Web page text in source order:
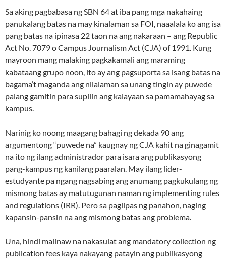
Sa aking pagbabasa ng SBN 64 at iba pang mga nakahaing
panukalang batas na may kinalaman sa FOI, naaalala ko ang isa
pang batas na ipinasa 22 taon na ang nakaraan – ang Republic
Act No. 7079 o Campus Journalism Act (CJA) of 1991. Kung
mayroon mang malaking pagkakamali ang maraming
kabataang grupo noon, ito ay ang pagsuporta sa isang batas na
bagama’t maganda ang nilalaman sa unang tingin ay puwede
palang gamitin para supilin ang kalayaan sa pamamahayag sa
kampus.
Narinig ko noong maagang bahagi ng dekada 90 ang
argumentong “puwede na” kaugnay ng CJA kahit na ginagamit
na ito ng ilang administrador para isara ang publikasyong
pang-kampus ng kanilang paaralan. May ilang lider-
estudyante pa ngang nagsabing ang anumang pagkukulang ng
mismong batas ay matutugunan naman ng implementing rules
and regulations (IRR). Pero sa paglipas ng panahon, naging
kapansin-pansin na ang mismong batas ang problema.
Una, hindi malinaw na nakasulat ang mandatory collection ng
publication fees kaya nakayang patayin ang publikasyong